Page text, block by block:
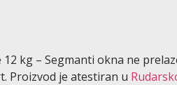
kg – Segmanti okna ne
Proizvod je atestiran u